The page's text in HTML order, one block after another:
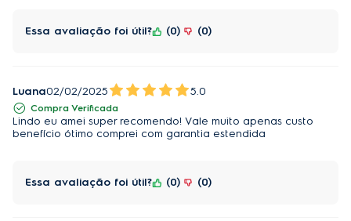
Essa avaliação foi útil? 0 0
Luana02/02/2025 5.0
Compra Verificada
Lindo eu amei super recomendo! Vale muito apenas custo
benefício ótimo comprei com garantia estendida
Essa avaliação foi útil? 0 0